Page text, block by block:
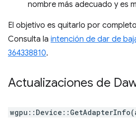
nombre más adecuado y es
El objetivo es quitarlo por
Consulta la intención de dar de
364338810.
Actualizaciones de